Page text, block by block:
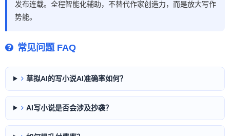
发布连载。全程智能化辅助，不替代作家创造力，而是放大写作
势能。
常见问题 FAQ
草拟AI的写小说AI准确率如何？
AI写小说是否会涉及抄袭？